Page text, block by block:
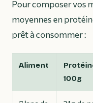
Pour composer vos
moyennes en
prêt à consommer :
Aliment
100g